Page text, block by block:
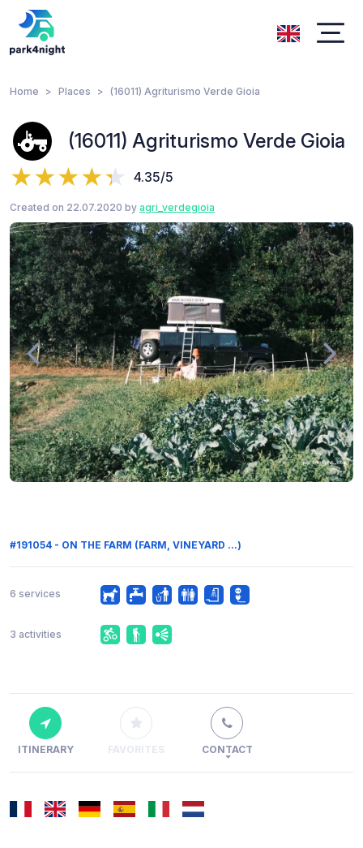
Home Places (16011) Agriturismo Verde Gioia
(16011) Agriturismo Verde Gioia
4.35/5
Created on 22.07.2020 by agri_verdegioia
#191054 - ON THE FARM (FARM, VINEYARD ...)
6 services
3 activities
ITINERARY FAVORITES CONTACT